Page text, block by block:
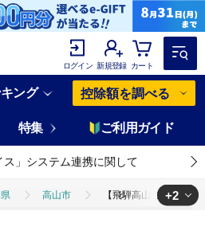
ログイン 新規登録 カート
ング 控除額を調べる
特集 ご利用ガイド
ス」システム連携に関して
高山市 【飛騨高山の生乳100
+2